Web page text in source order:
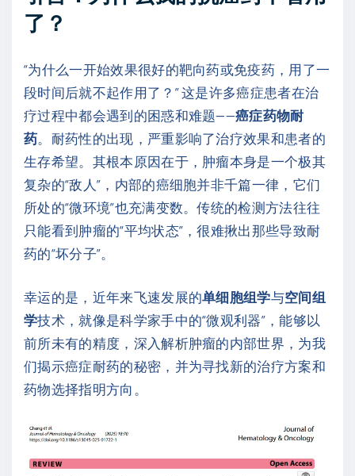
了？
“为什么一开始效果很好的靶向药或免疫药，用了一
段时间后就不起作用了？” 这是许多癌症患者在治
疗过程中都会遇到的困惑和难题——癌症药物耐
药。耐药性的出现，严重影响了治疗效果和患者的
生存希望。其根本原因在于，肿瘤本身是一个极其
复杂的“敌人”，内部的癌细胞并非千篇一律，它们
所处的“微环境”也充满变数。传统的检测方法往往
只能看到肿瘤的“平均状态”，很难揪出那些导致耐
药的“坏分子”。
幸运的是，近年来飞速发展的单细胞组学与空间组
学技术，就像是科学家手中的“微观利器”，能够以
前所未有的精度，深入解析肿瘤的内部世界，为我
们揭示癌症耐药的秘密，并为寻找新的治疗方案和
药物选择指明方向。